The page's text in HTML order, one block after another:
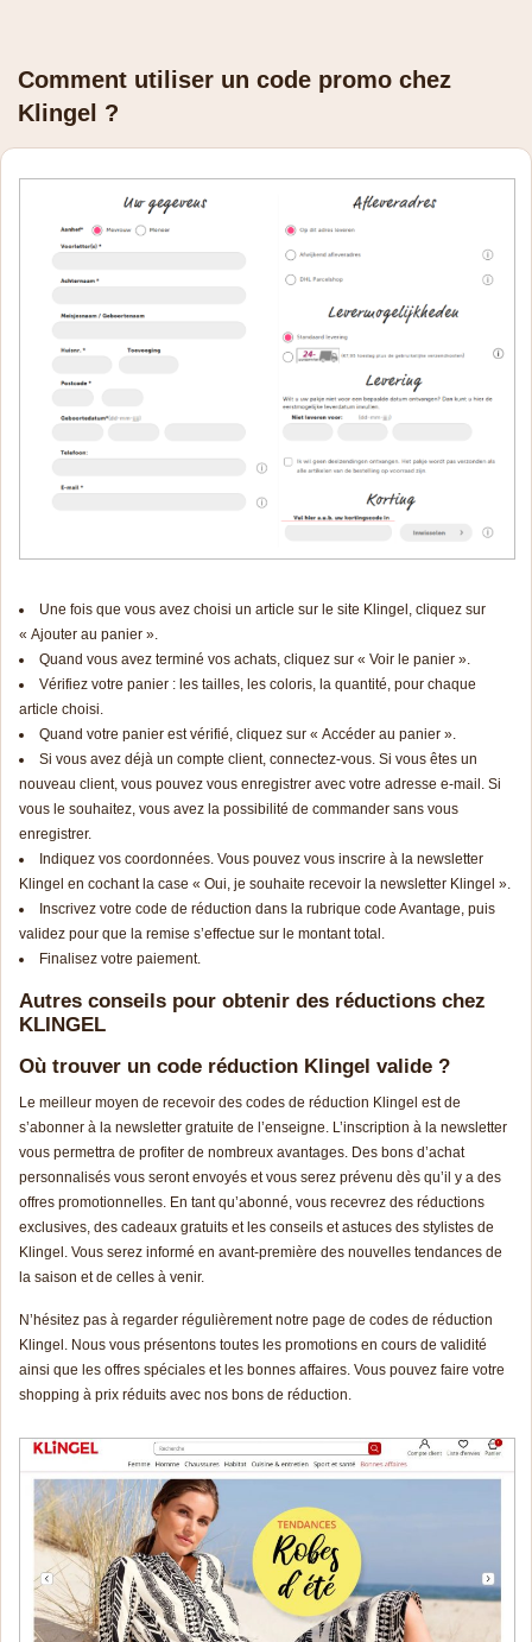
Comment utiliser un code promo chez
Klingel ?
Une fois que vous avez choisi un article sur le site Klingel, cliquez sur
« Ajouter au panier ».
Quand vous avez terminé vos achats, cliquez sur « Voir le panier ».
Vérifiez votre panier : les tailles, les coloris, la quantité, pour chaque
article choisi.
Quand votre panier est vérifié, cliquez sur « Accéder au panier ».
Si vous avez déjà un compte client, connectez-vous. Si vous êtes un
nouveau client, vous pouvez vous enregistrer avec votre adresse e-mail. Si
vous le souhaitez, vous avez la possibilité de commander sans vous
enregistrer.
Indiquez vos coordonnées. Vous pouvez vous inscrire à la newsletter
Klingel en cochant la case « Oui, je souhaite recevoir la newsletter Klingel ».
Inscrivez votre code de réduction dans la rubrique code Avantage, puis
validez pour que la remise s’effectue sur le montant total.
Finalisez votre paiement.
Autres conseils pour obtenir des réductions chez
KLINGEL
Où trouver un code réduction Klingel valide ?
Le meilleur moyen de recevoir des codes de réduction Klingel est de
s’abonner à la newsletter gratuite de l’enseigne. L’inscription à la newsletter
vous permettra de profiter de nombreux avantages. Des bons d’achat
personnalisés vous seront envoyés et vous serez prévenu dès qu’il y a des
offres promotionnelles. En tant qu’abonné, vous recevrez des réductions
exclusives, des cadeaux gratuits et les conseils et astuces des stylistes de
Klingel. Vous serez informé en avant-première des nouvelles tendances de
la saison et de celles à venir.
N’hésitez pas à regarder régulièrement notre page de codes de réduction
Klingel. Nous vous présentons toutes les promotions en cours de validité
ainsi que les offres spéciales et les bonnes affaires. Vous pouvez faire votre
shopping à prix réduits avec nos bons de réduction.